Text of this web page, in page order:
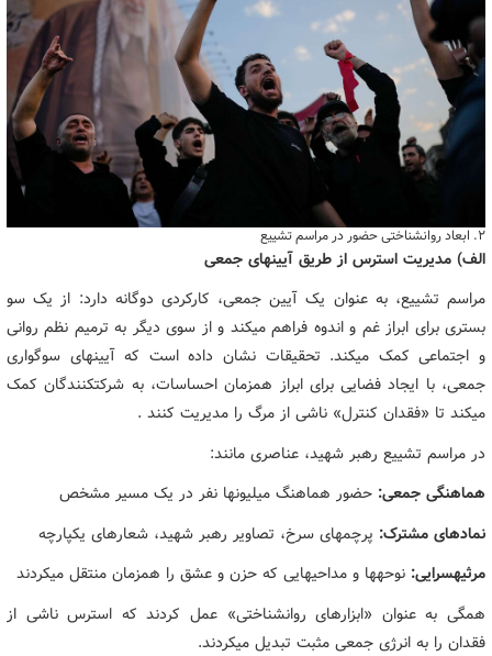
۲. ابعاد روانشناختی حضور در مراسم تشییع
الف) مدیریت استرس از طریق آیینهای جمعی
مراسم تشییع، به عنوان یک آیین جمعی، کارکردی دوگانه دارد: از یک سو
بستری برای ابراز غم و اندوه فراهم میکند و از سوی دیگر به ترمیم نظم روانی
و اجتماعی کمک میکند. تحقیقات نشان داده است که آیینهای سوگواری
جمعی، با ایجاد فضایی برای ابراز همزمان احساسات، به شرکتکنندگان کمک
میکند تا «فقدان کنترل» ناشی از مرگ را مدیریت کنند .
در مراسم تشییع رهبر شهید، عناصری مانند:
هماهنگی جمعی: حضور هماهنگ میلیونها نفر در یک مسیر مشخص
نمادهای مشترک: پرچمهای سرخ، تصاویر رهبر شهید، شعارهای یکپارچه
مرثیهسرایی: نوحهها و مداحیهایی که حزن و عشق را همزمان منتقل میکردند
همگی به عنوان «ابزارهای روانشناختی» عمل کردند که استرس ناشی از
فقدان را به انرژی جمعی مثبت تبدیل میکردند.